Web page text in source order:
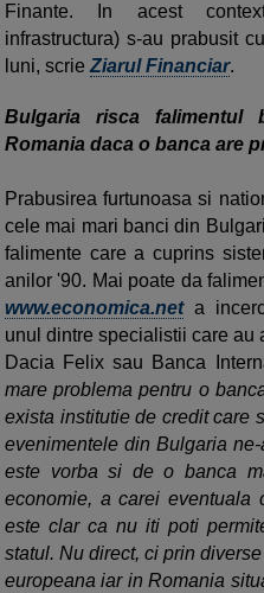
Finante. In acest
infrastructura) s-au prabusit
luni, scrie Ziarul Financiar.
Bulgaria risca falimentul
Romania daca o banca are
Prabusirea furtunoasa si
cele mai mari banci din
falimente care a cuprins
anilor '90. Mai poate da
www.economica.neta
unul dintre specialistii care au
Dacia Felix sau Banca
mare problema pentru o
exista institutie de credit care
evenimentele din Bulgaria
este vorba si de o banca
economie, a carei eventuala
este clar ca nu iti poti
statul. Nu direct, ci prin
europeana iar in Romania